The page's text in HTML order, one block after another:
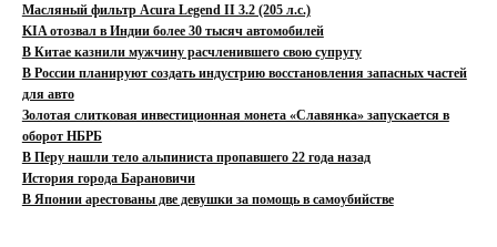
Масляный фильтр Acura Legend II 3.2 (205 л.с.)
KIA отозвал в Индии более 30 тысяч автомобилей
В Китае казнили мужчину расчленившего свою супругу
В России планируют создать индустрию восстановления запасных частей
для авто
Золотая слитковая инвестиционная монета «Славянка» запускается в
оборот НБРБ
В Перу нашли тело альпиниста пропавшего 22 года назад
История города Барановичи
В Японии арестованы две девушки за помощь в самоубийстве